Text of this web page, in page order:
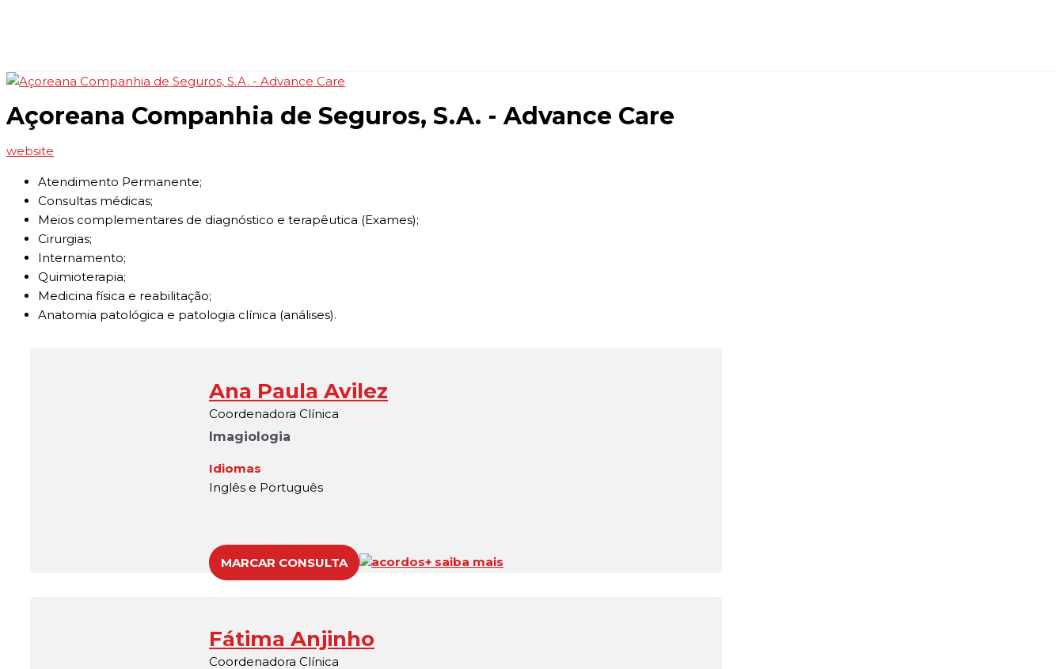
Açoreana Companhia de Seguros, S.A. - Advance Care
website
Atendimento Permanente;
Consultas médicas;
Meios complementares de diagnóstico e terapêutica (Exames);
Cirurgias;
Internamento;
Quimioterapia;
Medicina física e reabilitação;
Anatomia patológica e patologia clínica (análises).
Ana Paula Avilez
Coordenadora Clínica
Imagiologia
Idiomas
Inglês e Português
MARCAR CONSULTA acordos+ saiba mais
Fátima Anjinho
Coordenadora Clínica